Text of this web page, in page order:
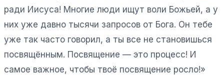
ради Иисуса! Многие люди ищут воли Божьей, а у
них уже давно тысячи запросов от Бога. Он тебе
уже так часто говорил, а ты все не становишься
посвящённым. Посвящение — это процесс! И
самое важное, чтобы твоё посвящение росло!»